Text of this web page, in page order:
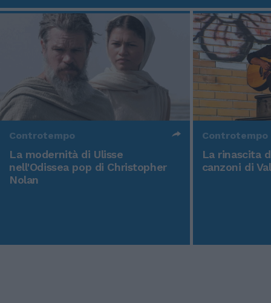
Controtempo
La modernità di Ulisse
nell'Odissea pop di Christopher
Nolan
Controtempo
La rinascita
canzoni di